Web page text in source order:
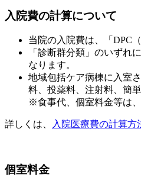
入院費の計算について
当院の入院費は、「DPC
「診断群分類」のいずれ
なります。
地域包括ケア病棟に入室
料、投薬料、注射料、簡
※食事代、個室料金等は
詳しくは、 入院医療費の計算方
個室料金